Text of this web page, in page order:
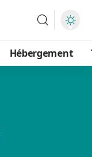
Hébergement